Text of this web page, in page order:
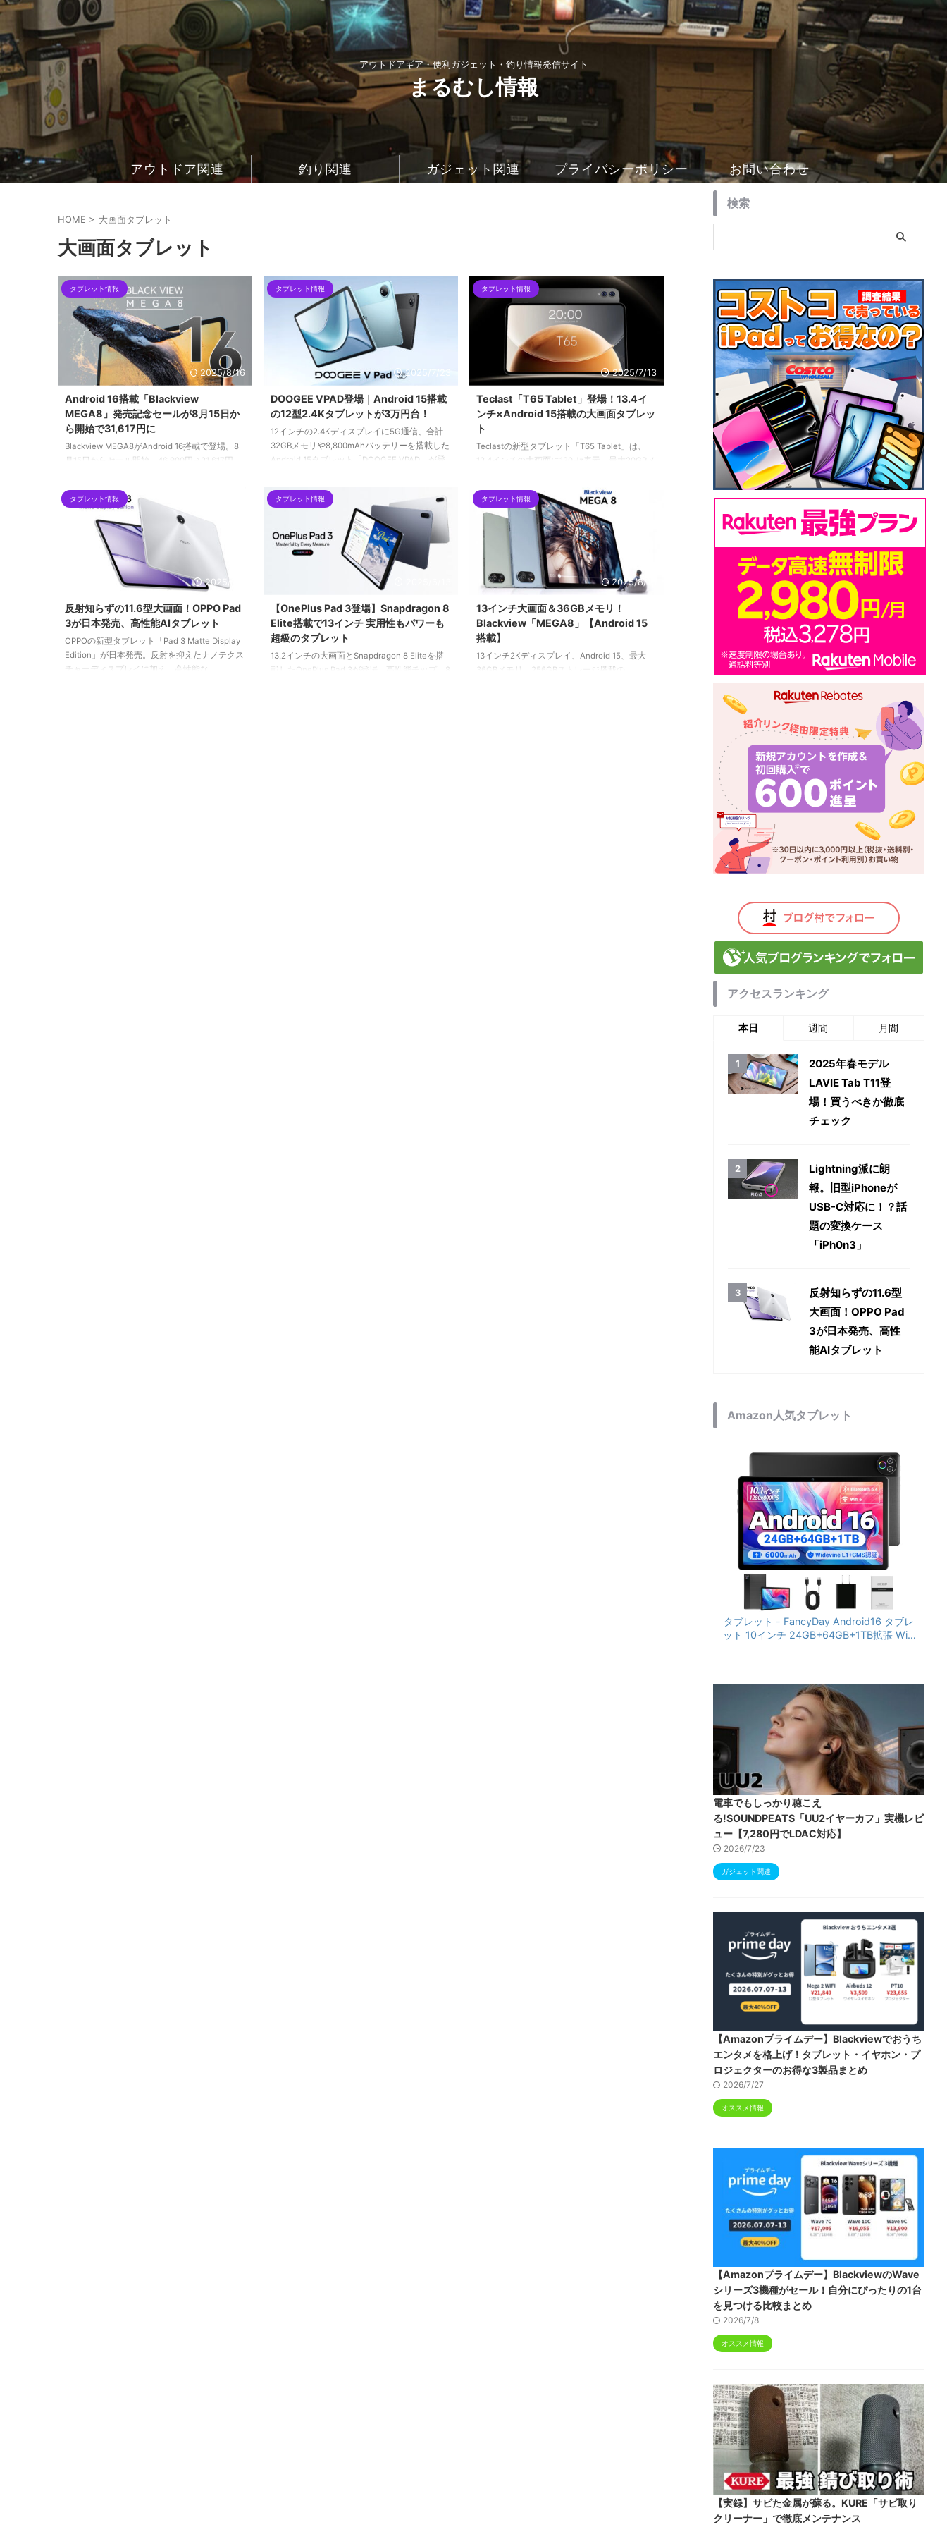
アウトドアギア・便利ガジェット・釣り情報発信サイト
まるむし情報
アウトドア関連 釣り関連 ガジェット関連 プライバシーポリシー お問い合わせ
HOME > 大画面タブレット
大画面タブレット
タブレット情報
2025/8/16
Android 16搭載「Blackview
MEGA8」発売記念セールが8月15日か
ら開始で31,617円に
Blackview MEGA8がAndroid 16搭載で登場。8
月15日からセール開始、46,900円→31,617円
50MPカメラなど全部入り仕様。
タブレット情報
2025/7/23
DOOGEE VPAD登場｜Android 15搭載
の12型2.4Kタブレットが3万円台！
12インチの2.4Kディスプレイに5G通信、合計
32GBメモリや8,800mAhバッテリーを搭載した
Android 15タブレット「DOOGEE VPAD」が登
トの注目ポイントを紹介します。
タブレット情報
2025/7/13
Teclast「T65 Tablet」登場！13.4イ
ンチ×Android 15搭載の大画面タブレッ
ト
Teclastの新型タブレット「T65 Tablet」は、
13.4インチの大画面に120Hz表示、最大20GBメ
画面での動画視聴や作業に向き、GPSや拡張性
にも配慮された実用重視の1台です。
タブレット情報
2025/7/5
反射知らずの11.6型大画面！OPPO Pad
3が日本発売、高性能AIタブレット
OPPOの新型タブレット「Pad 3 Matte Display
Edition」が日本発売。反射を抑えたナノテクス
チャーディスプレイに加え、高性能な
タブレット情報
【OnePlus Pad 3登場】Snapdragon 8
Elite搭載で13インチ 実用性もパワーも
超級のタブレット
13.2インチの大画面とSnapdragon 8 Eliteを搭
載したOnePlus Pad 3が登場。高性能チップ、8
タブレット情報
2025/8/13
13インチ大画面＆36GBメモリ！
Blackview「MEGA8」【Android 15
搭載】
13インチ2Kディスプレイ、Android 15、最大
36GBメモリ、256GBストレージ搭載の
検索
アクセスランキング
本日 週間 月間
2025年春モデル
LAVIE Tab T11登
場！買うべきか徹底
チェック
Lightning派に朗
報。旧型iPhoneが
USB-C対応に！？話
題の変換ケース
「iPh0n3」
反射知らずの11.6型
大画面！OPPO Pad
3が日本発売、高性
能AIタブレット
Amazon人気タブレット
タブレット - FancyDay Android16 タブレ
ット 10インチ 24GB+64GB+1TB拡張 WiFi
RGBライト 児童守護 IPS画面 日本語説明書
電車でもしっかり聴こえ
る!SOUNDPEATS「UU2イヤーカフ」実機レビ
ュー【7,280円でLDAC対応】
2026/7/23
ガジェット関連
【Amazonプライムデー】Blackviewでおうち
エンタメを格上げ！タブレット・イヤホン・プ
ロジェクターのお得な3製品まとめ
2026/7/27
オススメ情報
【Amazonプライムデー】BlackviewのWave
シリーズ3機種がセール！自分にぴったりの1台
を見つける比較まとめ
2026/7/8
オススメ情報
【実録】サビた金属が蘇る。KURE「サビ取り
クリーナー」で徹底メンテナンス